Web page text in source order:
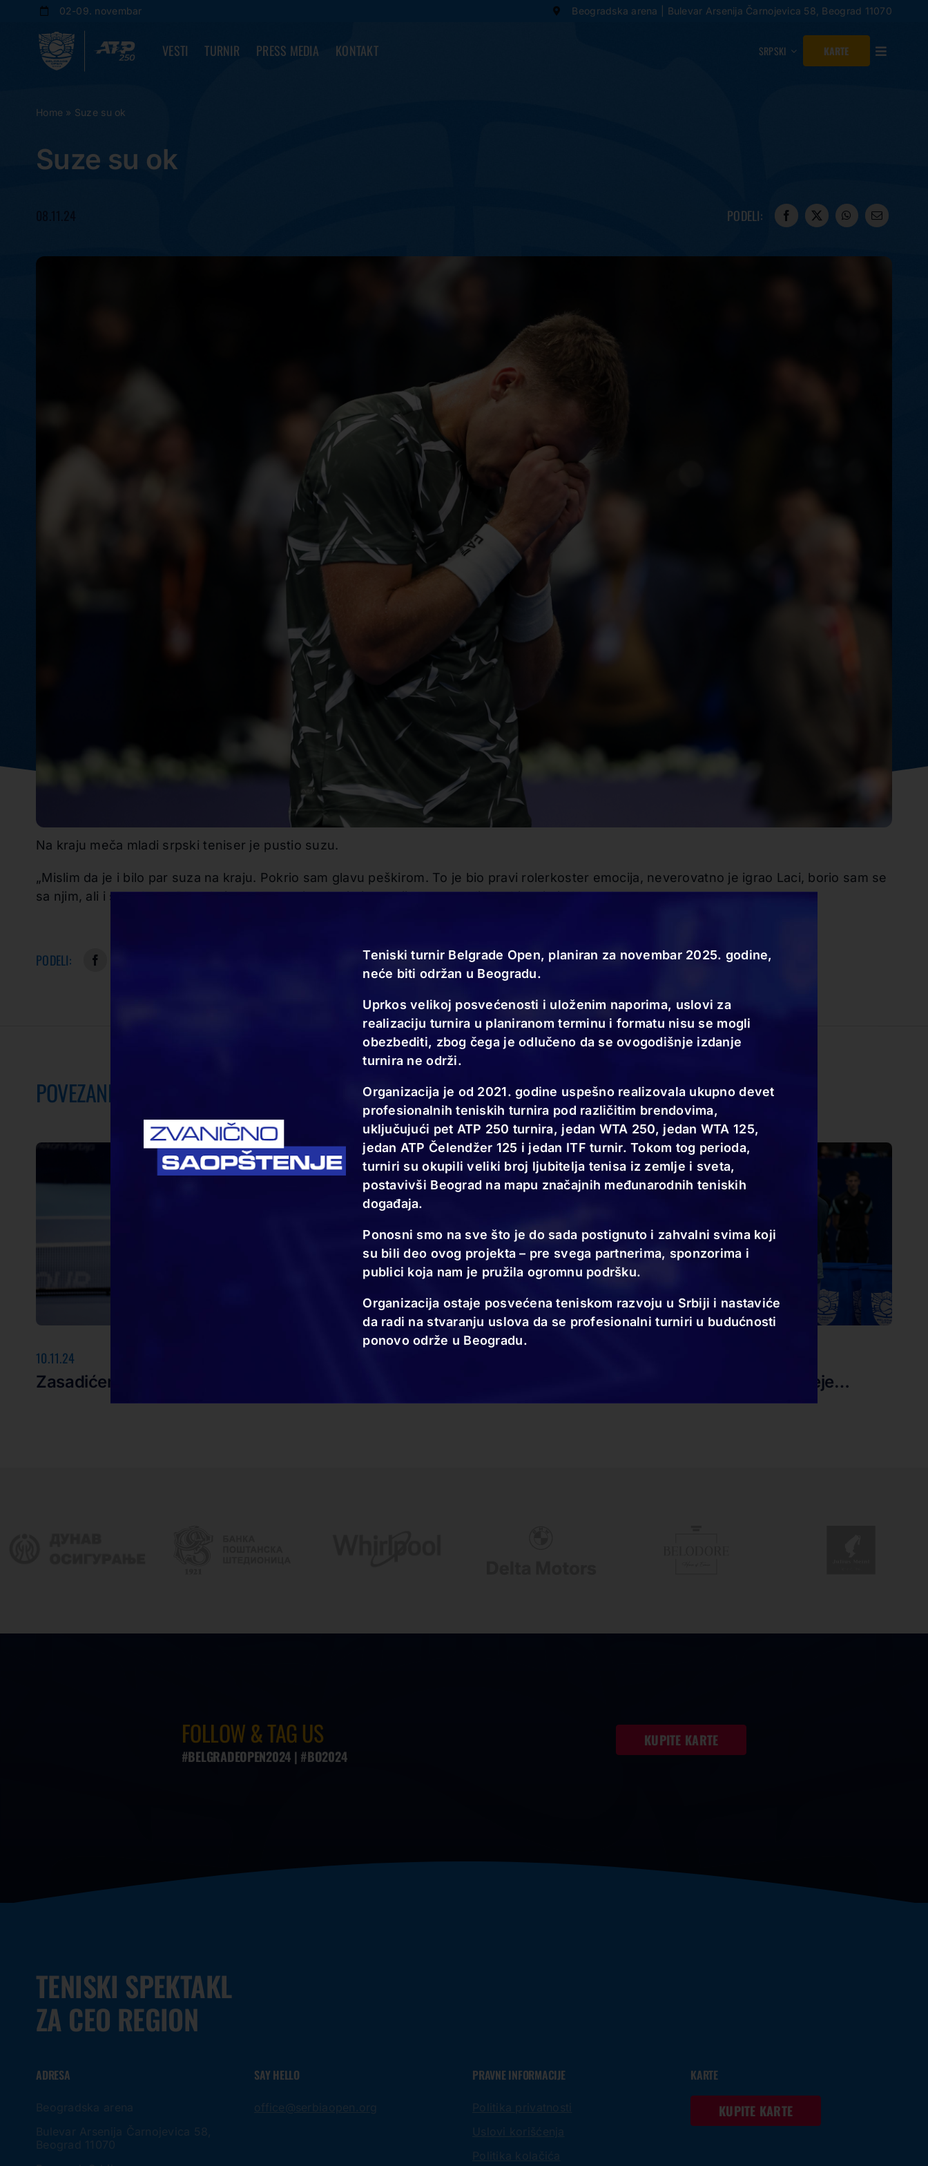
content
02-09. novembar Beogradska arena | Bulevar Arsenija Čarnojevica 58, Beograd 11070
VESTI TURNIR PRESS MEDIA KONTAKT SRPSKI KARTE
Home » Suze su ok
Suze su ok
08.11.24 PODELI:
Na kraju meča mladi srpski teniser je pustio suzu.
„Mislim da je i bilo par suza na kraju. Pokrio sam glavu peškirom. To je bio pravi rolerkoster emocija, neverovatno je igrao Laci, borio sam se
sa njim, ali i sa sobom. Planulo je sve u meni na kraju i emocije su proradile“, objasnio je Hamad.
PODELI:
POVEZANE VESTI
10.11.24
Zasadićemo 6120 novih sadnica
10.11.24
Novak obično osvaja trofeje…
FOLLOW & TAG US
#BELGRADEOPEN2024 | #BO2024
KUPITE KARTE
TENISKI SPEKTAKL
ZA CEO REGION
ADRESA
Beogradska arena
Bulevar Arsenija Čarnojevica 58,
Beograd 11070
SAY HELLO
office@serbiaopen.org
PRAVNE INFORMACIJE
Politika privatnosti
Uslovi korišćenja
Politika kolačića
KARTE
KUPITE KARTE
Teniski turnir Belgrade Open, planiran za novembar 2025. godine,
neće biti održan u Beogradu.
Uprkos velikoj posvećenosti i uloženim naporima, uslovi za
realizaciju turnira u planiranom terminu i formatu nisu se mogli
obezbediti, zbog čega je odlučeno da se ovogodišnje izdanje
turnira ne održi.
Organizacija je od 2021. godine uspešno realizovala ukupno devet
profesionalnih teniskih turnira pod različitim brendovima,
uključujući pet ATP 250 turnira, jedan WTA 250, jedan WTA 125,
jedan ATP Čelendžer 125 i jedan ITF turnir. Tokom tog perioda,
turniri su okupili veliki broj ljubitelja tenisa iz zemlje i sveta,
postavivši Beograd na mapu značajnih međunarodnih teniskih
događaja.
Ponosni smo na sve što je do sada postignuto i zahvalni svima koji
su bili deo ovog projekta – pre svega partnerima, sponzorima i
publici koja nam je pružila ogromnu podršku.
Organizacija ostaje posvećena teniskom razvoju u Srbiji i nastaviće
da radi na stvaranju uslova da se profesionalni turniri u budućnosti
ponovo održe u Beogradu.